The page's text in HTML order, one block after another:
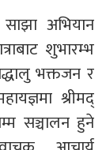
साझा अभियान
शुभारम्भ
भक्तजन र
श्रीमद्
सञ्चालन हुने